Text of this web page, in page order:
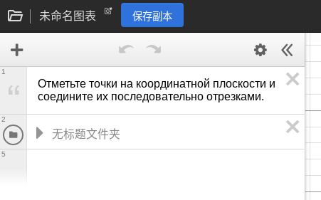
未命名图表 保存副本
Отметьте точки на координатной плоскости и
соедините их последовательно отрезками.
1
2
5